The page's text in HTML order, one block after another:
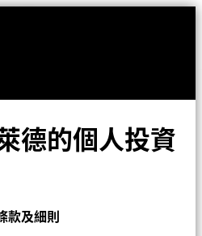
德的個人投資
款及細則
場基金